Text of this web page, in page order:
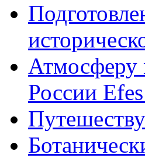
Атмосферу
России